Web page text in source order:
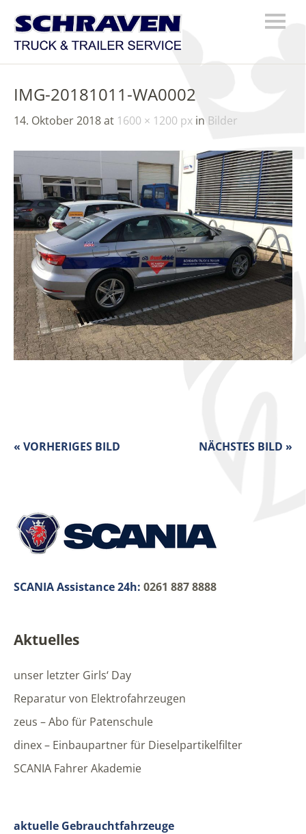
IMG-20181011-WA0002
14. Oktober 2018at 1600 × 1200 px in Bilder
« VORHERIGES BILD NÄCHSTES BILD »
SCANIA Assistance 24h: 0261 887 8888
Aktuelles
unser letzter Girls‘ Day
Reparatur von Elektrofahrzeugen
zeus – Abo für Patenschule
dinex – Einbaupartner für Dieselpartikelfilter
SCANIA Fahrer Akademie
aktuelle Gebrauchtfahrzeuge